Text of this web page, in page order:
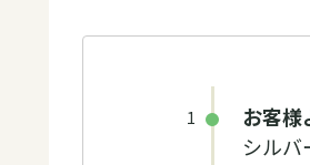
1
お客様
シル